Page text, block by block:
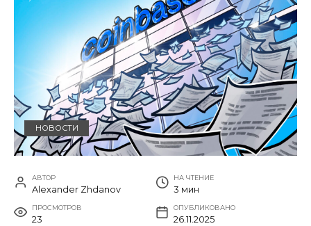
НОВОСТИ
АВТОР
Alexander Zhdanov
НА ЧТЕНИЕ
3 мин
ПРОСМОТРОВ
23
ОПУБЛИКОВАНО
26.11.2025